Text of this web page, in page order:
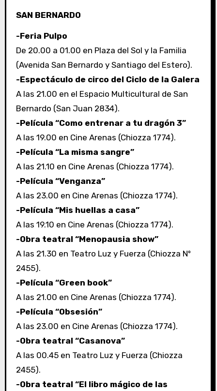
SAN BERNARDO
-Feria Pulpo
De 20.00 a 01.00 en Plaza del Sol y la Familia
(Avenida San Bernardo y Santiago del Estero).
-Espectáculo de circo del Ciclo de la Galera
A las 21.00 en el Espacio Multicultural de San
Bernardo (San Juan 2834).
-Película “Como entrenar a tu dragón 3”
A las 19.00 en Cine Arenas (Chiozza 1774).
-Película “La misma sangre”
A las 21.10 en Cine Arenas (Chiozza 1774).
-Película “Venganza”
A las 23.00 en Cine Arenas (Chiozza 1774).
-Película “Mis huellas a casa”
A las 19.10 en Cine Arenas (Chiozza 1774).
-Obra teatral “Menopausia show”
A las 21.30 en Teatro Luz y Fuerza (Chiozza Nº
2455).
-Película “Green book”
A las 21.00 en Cine Arenas (Chiozza 1774).
-Película “Obsesión”
A las 23.00 en Cine Arenas (Chiozza 1774).
-Obra teatral “Casanova”
A las 00.45 en Teatro Luz y Fuerza (Chiozza
2455).
-Obra teatral “El libro mágico de las